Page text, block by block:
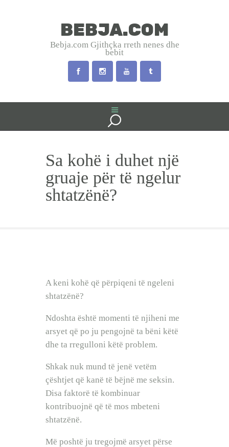
BEBJA.COM
Bebja.com Gjithçka rreth nenes dhe
bebit
Sa kohë i duhet një
gruaje për të ngelur
shtatzënë?
BEBJA.COM
Bebja.com Gjithçka rreth nenes dhe bebit
SHTATZANIA
USHQYERJA
PRINDËR
SHËNDET
EMRA SHQIP
A keni kohë që përpiqeni të ngeleni
shtatzënë?
Ndoshta është momenti të njiheni me
arsyet që po ju pengojnë ta bëni këtë
dhe ta rregulloni këtë problem.
Shkak nuk mund të jenë vetëm
çështjet që kanë të bëjnë me seksin.
Disa faktorë të kombinuar
kontribuojnë që të mos mbeteni
shtatzënë.
Më poshtë ju tregojmë arsyet përse